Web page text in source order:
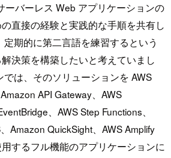
ーバーレス Web アプリケーションの
直接の経験と実践的な手順を共有し
定期的に第二言語を練習するという
決策を構築したいと考えていまし
は、そのソリューションを AWS
API Gateway、AWS
、AWS Step Functions、
Amazon QuickSight、AWS Amplify
するフル機能のアプリケーションに